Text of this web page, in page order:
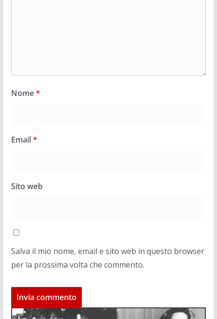
Nome*
Email*
Sito web
Salva il mio nome, email e sito web in questo browser
per la prossima volta che commento.